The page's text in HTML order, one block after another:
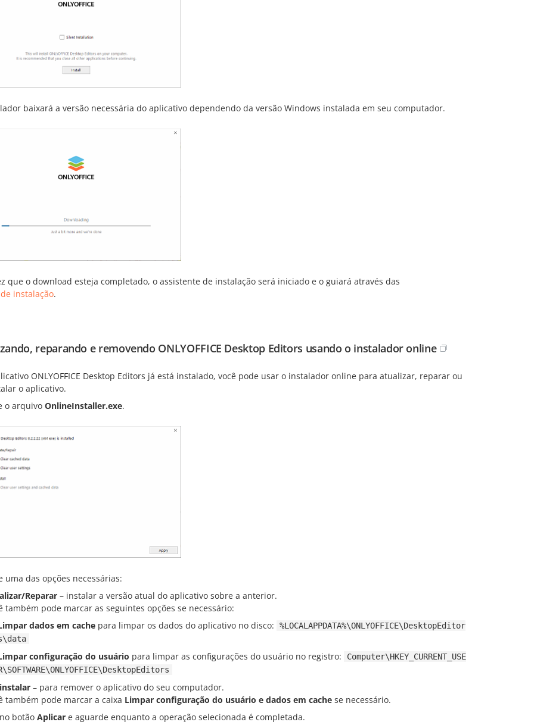
baixará a versão necessária do aplicativo dependendo da versão Windows instalada em seu computador.
que o download esteja completado, o assistente de instalação será iniciado e o guiará através das
instalação.
reparando e removendo ONLYOFFICE Desktop Editors usando o instalador online
ONLYOFFICE Desktop Editors já está instalado, você pode usar o instalador online para atualizar, reparar ou
o aplicativo.
o arquivo OnlineInstaller.exe.
uma das opções necessárias:
Reparar – instalar a versão atual do aplicativo sobre a anterior.
também pode marcar as seguintes opções se necessário:
dados em cache para limpar os dados do aplicativo no disco:
%LOCALAPPDATA%\ONLYOFFICE\DesktopEditor
configuração do usuário para limpar as configurações do usuário no registro:
Computer\HKEY_CURRENT_USE
– para remover o aplicativo do seu computador.
também pode marcar a caixa Limpar configuração do usuário e dados em cache se necessário.
botão Aplicar e aguarde enquanto a operação selecionada é completada.